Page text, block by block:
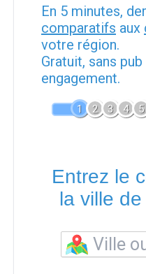
En 5 minutes,
comparatifs aux
votre région.
Gratuit, sans
engagement.
1 2 3 4 5
Entrez le
la ville